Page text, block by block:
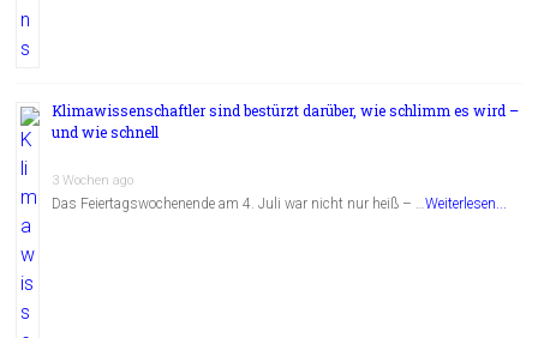
Klimawissenschaftler sind bestürzt darüber, wie schlimm es wird –
und wie schnell
3 Wochen ago
Das Feiertagswochenende am 4. Juli war nicht nur heiß – …Weiterlesen...